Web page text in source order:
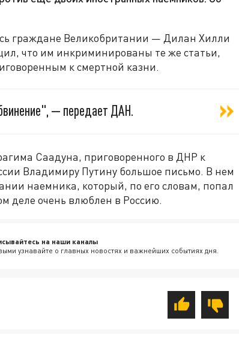
граждане Великобритании — Дилан Хилли
что им инкриминированы те же статьи,
к смертной казни.
— передает ДАН.
Саадуна, приговоренного в ДНР к
Владимиру Путину большое письмо. В нем
наемника, который, по его словам, попал
деле очень влюблен в Россию.
на наши каналы
узнавайте о главных новостях и важнейших событиях дня.